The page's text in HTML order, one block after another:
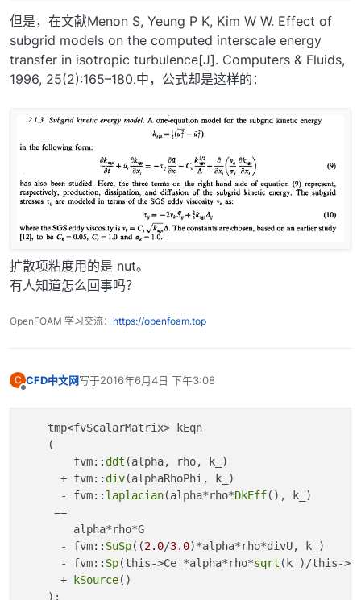
但是，在文献Menon S, Yeung P K, Kim W W. Effect of
subgrid models on the computed interscale energy
transfer in isotropic turbulence[J]. Computers & Fluids,
1996, 25(2):165–180.中，公式却是这样的：
扩散项粘度用的是 nut。
有人知道怎么回事吗？
OpenFOAM 学习交流： https://openfoam.top
C CFD中文网写于2016年6月4日 下午3:08
最后由 编辑
    tmp<fvScalarMatrix> kEqn
    (
        fvm::
ddt (alpha, rho, k_)
      + fvm::
div(alphaRhoPhi, k_)
      - fvm::
laplacian(alpha*rho*DkEff(), k_)
     ==
        alpha*rho*G
      - fvm::
SuSp((2.0/3.0)*alpha*rho*divU, k_)
      - fvm::
Sp(this->Ce_*alpha*rho*sqrt (k_)/this->
      +
kSource()